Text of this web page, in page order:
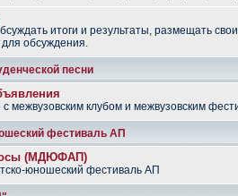
итоги и результаты, размещать
обсуждения.
песни
с межвузовским клубом и межвузовским
фестиваль АП
(МДЮФАП)
юношеский фестиваль АП